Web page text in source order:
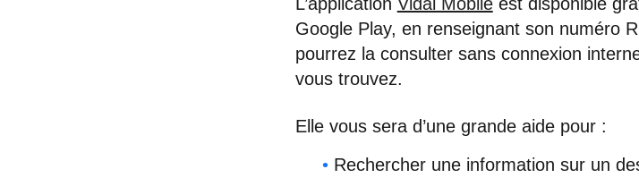
Google Play, en renseignant son numéro
pourrez la consulter sans connexion
vous trouvez.
Elle vous sera d’une grande aide pour :
Rechercher une information sur un